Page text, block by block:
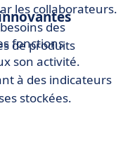
les collaborateurs.
des
de produits
fonctions
son activité.
à des indicateurs
stockées.